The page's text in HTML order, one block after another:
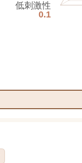
低刺激性
0.1